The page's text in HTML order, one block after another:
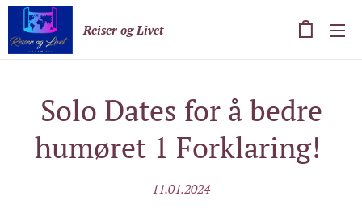
Reiser og Livet
Solo Dates for å bedre
humøret 1 Forklaring!
11.01.2024